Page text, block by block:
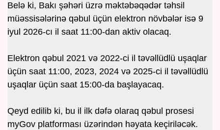
Belə ki, Bakı şəhəri üzrə məktəbəqədər təhsil
müəssisələrinə qəbul üçün elektron növbələr isə 9
iyul 2026-cı il saat 11:00-dan aktiv olacaq.
Elektron qəbul 2021 və 2022-ci il təvəllüdlü uşaqlar
üçün saat 11:00, 2023, 2024 və 2025-ci il təvəllüdlü
uşaqlar üçün saat 15:00-da başlayacaq.
Qeyd edilib ki, bu il ilk dəfə olaraq qəbul prosesi
myGov platforması üzərindən həyata keçiriləcək.